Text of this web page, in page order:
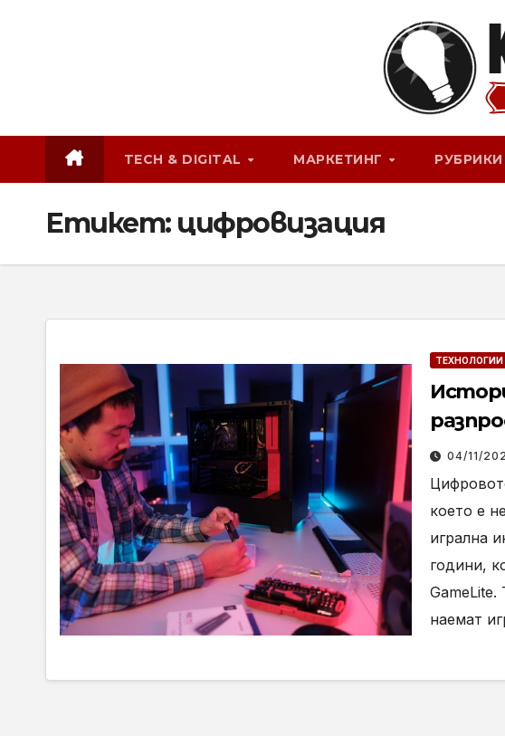
TECH & DIGITAL МАРКЕТИНГ РУБРИКИ
Етикет: цифровизация
ТЕХНОЛОГИИ
04/11/
което е
игрална
години,
GameLite.
наемат